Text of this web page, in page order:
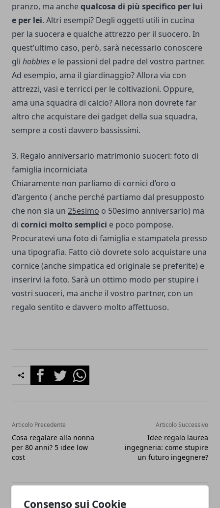
Consenso sui Cookie
pranzo, ma anchequalcosa di più specifico per lui
e per lei. Altri esempi? Degli oggetti utili in cucina
per la suocera e qualche attrezzo per il suocero. In
quest’ultimo caso, però, sarà necessario conoscere
gli hobbies e le passioni del padre del vostro partner.
Ad esempio, ama il giardinaggio? Allora via con
attrezzi, vasi e terricci per le coltivazioni. Oppure,
ama una squadra di calcio? Allora non dovrete far
altro che acquistare dei gadget della sua squadra,
sempre a costi davvero bassissimi.
3. Regalo anniversario matrimonio suoceri: foto di
famiglia incorniciata
Chiaramente non parliamo di cornici d’oro o
d’argento ( anche perché partiamo dal presupposto
che non sia un 25esimo o 50esimo anniversario) ma
di cornici molto semplici e poco pompose.
Procuratevi una foto di famiglia e stampatela presso
una tipografia. Fatto ciò dovrete solo acquistare una
cornice (anche simpatica ed originale se preferite) e
inserirvi la foto. Sarà un ottimo modo per stupire i
vostri suoceri, ma anche il vostro partner, con un
regalo sentito e davvero molto affettuoso.
FacebookTwitterWhatsapp
Articolo Precedente
Cosa regalare alla nonna
per 80 anni? 5 idee low
cost
Articolo Successivo
Idee regalo laurea
ingegneria: come stupire
un futuro ingegnere?